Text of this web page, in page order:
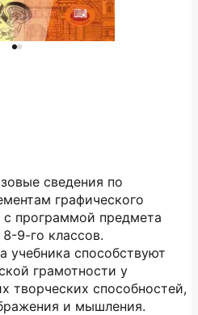
сведения по
графического
с программой предмета
9-го классов.
учебника способствуют
грамотности у
творческих способностей,
и мышления.